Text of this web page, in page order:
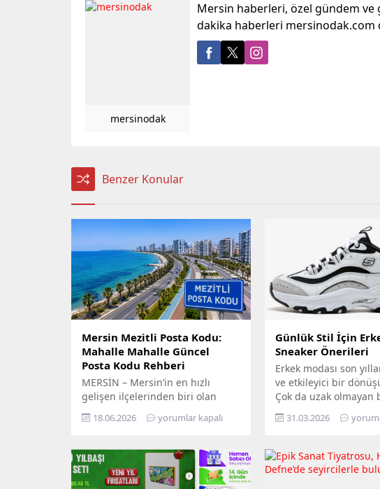
mersinodak
Mersin haberleri, özel gündem ve
dakika haberleri mersinodak.com
Benzer Konular
Mersin Mezitli Posta Kodu:
Mahalle Mahalle Güncel
Posta Kodu Rehberi
MERSİN – Mersin’in en hızlı
gelişen ilçelerinden biri olan
Mezitli, artan nüfusu ve büyüyen
yerleşim alanlarıyla dikkat
gönderilerine, e-ticaretten adres
kayıtlarına kadar birçok alanda
doğru posta kodunun
18.06.2026 yorumlar kapalı
Günlük Stil İçin
Sneaker Önerileri
Erkek modası son
ve etkileyici bir
Çok da uzak olmayan
geçmişte sadece spor
salonlarında,
tercih edilen
günümüzde günlük
31.03.2026